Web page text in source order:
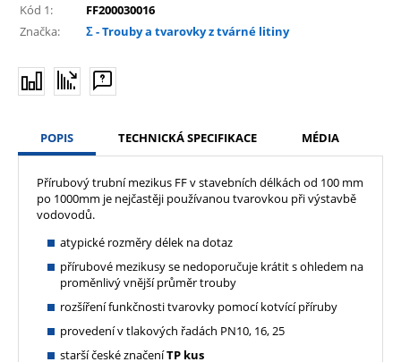
Kód 1:
FF200030016
Značka:
Σ - Trouby a tvarovky z tvárné litiny
POPIS TECHNICKÁ SPECIFIKACE MÉDIA
Přírubový trubní mezikus FF v stavebních délkách od 100 mm
po 1000mm je nejčastěji používanou tvarovkou při výstavbě
vodovodů.
atypické rozměry délek na dotaz
přírubové mezikusy se nedoporučuje krátit s ohledem na
proměnlivý vnější průměr trouby
rozšíření funkčnosti tvarovky pomocí kotvící příruby
provedení v tlakových řadách PN10, 16, 25
starší české značeníTP kus